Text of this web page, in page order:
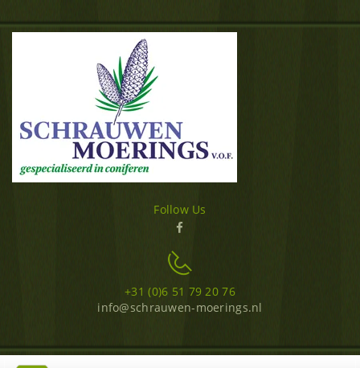
Follow Us
+31 (0)6 51 79 20 76
info@schrauwen-moerings.nl